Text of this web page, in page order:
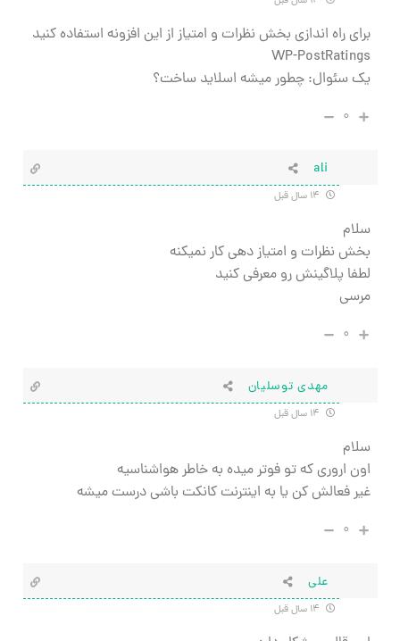
برای راه اندازی بخش نظرات و امتیاز از این افزونه استفاده کنید
WP-PostRatings
یک سئوال: چطور میشه اسلاید ساخت؟
۰
سلام
بخش نظرات و امتیاز دهی کار نمیکنه
لطفا پلاگینش رو معرفی کنید
مرسی
۰
مهدی توسلیان
سلام
اون اروری که تو فوتر میده به خاطر هواشناسیه
غیر فعالش کن یا به اینترنت کانکت باشی درست میشه
۰